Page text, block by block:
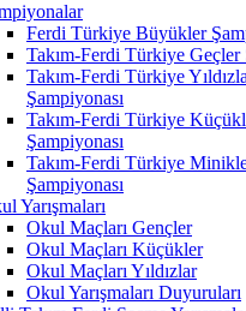
Ferdi Türkiye Büyükler
Takım-Ferdi Türkiye Geçler
Takım-Ferdi Türkiye
Şampiyonası
Takım-Ferdi Türkiye
Şampiyonası
Takım-Ferdi Türkiye
Şampiyonası
Yarışmaları
Okul Maçları Gençler
Okul Maçları Küçükler
Okul Maçları Yıldızlar
Okul Yarışmaları Duyuruları